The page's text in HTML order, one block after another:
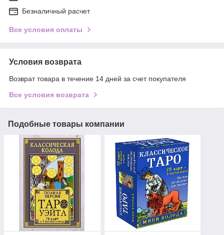
Безналичный расчет
Все условия оплаты
Условия возврата
Возврат товара в течение 14 дней за счет покупателя
Все условия возврата
Подобные товары компании